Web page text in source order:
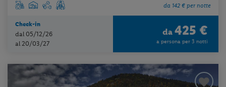
da 142 € per notte
Check-in
dal 05/12/26
al 20/03/27
da 425 €
a persona per 3 notti